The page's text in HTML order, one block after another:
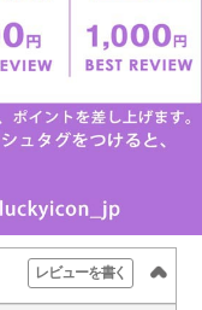
レビューを書く